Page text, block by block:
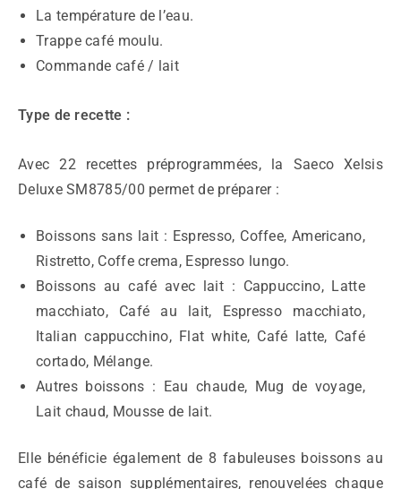
La température de l’eau.
Trappe café moulu.
Commande café / lait
Type de recette :
Avec 22 recettes préprogrammées, la Saeco Xelsis
Deluxe SM8785/00 permet de préparer :
Boissons sans lait : Espresso, Coffee, Americano,
Ristretto, Coffe crema, Espresso lungo.
Boissons au café avec lait : Cappuccino, Latte
macchiato, Café au lait, Espresso macchiato,
Italian cappucchino, Flat white, Café latte, Café
cortado, Mélange.
Autres boissons : Eau chaude, Mug de voyage,
Lait chaud, Mousse de lait.
Elle bénéficie également de 8 fabuleuses boissons au
café de saison supplémentaires, renouvelées chaque